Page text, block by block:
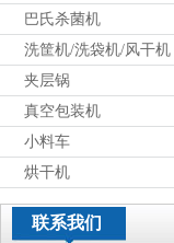
巴氏杀菌机
洗筐机/洗袋机/风干机
夹层锅
真空包装机
小料车
烘干机
联系我们